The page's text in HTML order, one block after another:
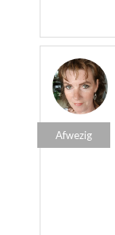
Afwezig